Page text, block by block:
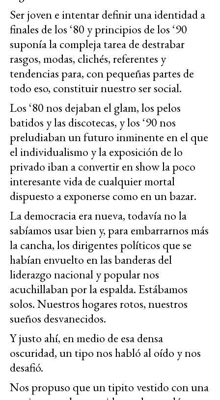
Ser joven e intentar definir una identidad a
finales de los ‘80 y principios de los ‘90
suponía la compleja tarea de destrabar
rasgos, modas, clichés, referentes y
tendencias para, con pequeñas partes de
todo eso, constituir nuestro ser social.
Los ‘80 nos dejaban el glam, los pelos
batidos y las discotecas, y los ‘90 nos
preludiaban un futuro inminente en el que
el individualismo y la exposición de lo
privado iban a convertir en show la poco
interesante vida de cualquier mortal
dispuesto a exponerse como en un bazar.
La democracia era nueva, todavía no la
sabíamos usar bien y, para embarrarnos más
la cancha, los dirigentes políticos que se
habían envuelto en las banderas del
liderazgo nacional y popular nos
acuchillaban por la espalda. Estábamos
solos. Nuestros hogares rotos, nuestros
sueños desvanecidos.
Y justo ahí, en medio de esa densa
oscuridad, un tipo nos habló al oído y nos
desafió.
Nos propuso que un tipito vestido con una